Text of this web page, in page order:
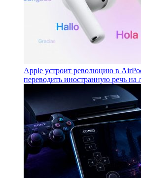
Apple устроит революцию в
переводить иностранную речь на